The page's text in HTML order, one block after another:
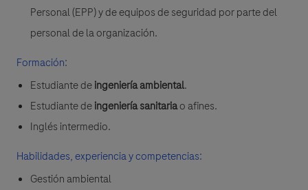
Personal (EPP) y de equipos de seguridad por parte del
personal de la organización.
Formación:
Estudiante deingeniería ambiental.
Estudiante deingeniería sanitariao afines.
Inglés intermedio.
Habilidades, experiencia y competencias:
Gestión ambiental